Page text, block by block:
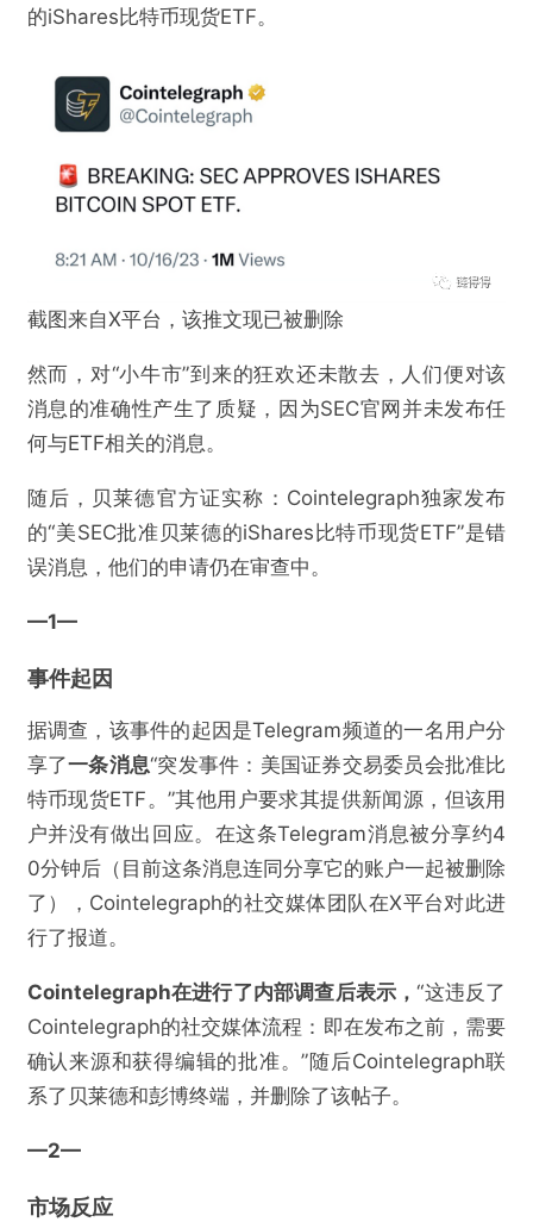
的iShares比特币现货ETF。
截图来自X平台，该推文现已被删除
然而，对“小牛市”到来的狂欢还未散去，人们便对该
消息的准确性产生了质疑，因为SEC官网并未发布任
何与ETF相关的消息。
随后，贝莱德官方证实称：Cointelegraph独家发布
的“美SEC批准贝莱德的iShares比特币现货ETF”是错
误消息，他们的申请仍在审查中。
—1—
事件起因
据调查，该事件的起因是Telegram频道的一名用户分
享了一条消息“突发事件：美国证券交易委员会批准比
特币现货ETF。”其他用户要求其提供新闻源，但该用
户并没有做出回应。在这条Telegram消息被分享约4
0分钟后（目前这条消息连同分享它的账户一起被删除
了），Cointelegraph的社交媒体团队在X平台对此进
行了报道。
Cointelegraph在进行了内部调查后表示，“这违反了
Cointelegraph的社交媒体流程：即在发布之前，需要
确认来源和获得编辑的批准。”随后Cointelegraph联
系了贝莱德和彭博终端，并删除了该帖子。
—2—
市场反应